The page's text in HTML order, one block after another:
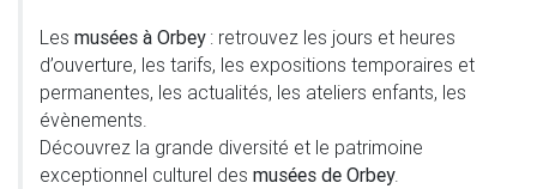
Les musées à Orbey: retrouvez les jours et heures
d’ouverture, les tarifs, les expositions temporaires et
permanentes, les actualités, les ateliers enfants, les
évènements.
Découvrez la grande diversité et le patrimoine
exceptionnel culturel des musées de Orbey.